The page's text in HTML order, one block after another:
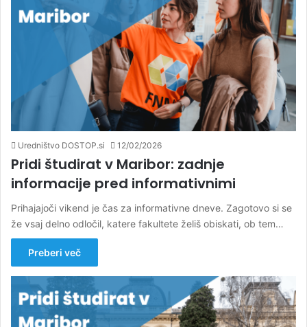
Uredništvo DOSTOP.si 12/02/2026
Pridi študirat v Maribor: zadnje
informacije pred informativnimi
Prihajajoči vikend je čas za informativne dneve. Zagotovo si se
že vsaj delno odločil, katere fakultete želiš obiskati, ob tem…
Preberi več